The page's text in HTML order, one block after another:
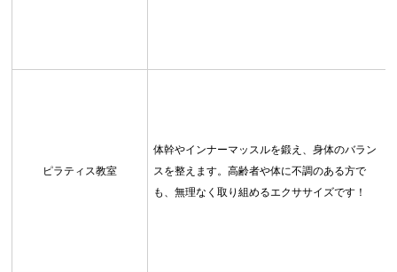
ピラティス教室
体幹やインナーマッスルを鍛え、身体のバラン
スを整えます。高齢者や体に不調のある方で
も、無理なく取り組めるエクササイズです！